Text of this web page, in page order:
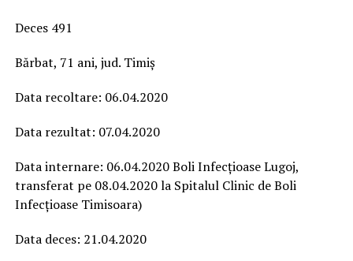
Deces 491
Bărbat, 71 ani, jud. Timiș
Data recoltare: 06.04.2020
Data rezultat: 07.04.2020
Data internare: 06.04.2020 Boli Infecțioase Lugoj,
transferat pe 08.04.2020 la Spitalul Clinic de Boli
Infecțioase Timisoara)
Data deces: 21.04.2020